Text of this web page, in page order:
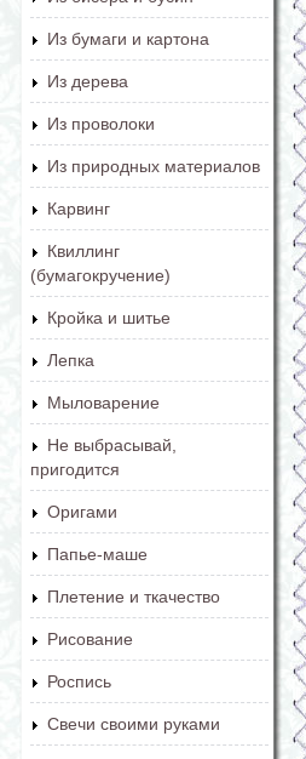
Из бумаги и картона
Из дерева
Из проволоки
Из природных материалов
Карвинг
Квиллинг
(бумагокручение)
Кройка и шитье
Лепка
Мыловарение
Не выбрасывай,
пригодится
Оригами
Папье-маше
Плетение и ткачество
Рисование
Роспись
Свечи своими руками